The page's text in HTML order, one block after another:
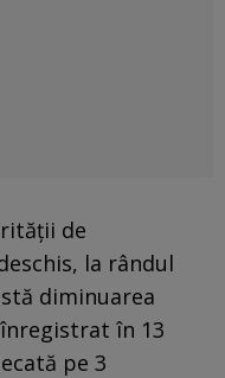
de
la rândul
diminuarea
în 13
pe 3